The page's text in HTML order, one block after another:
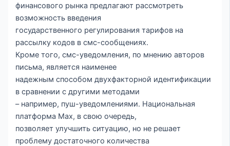
финансового рынка предлагают рассмотреть
возможность введения
государственного регулирования тарифов на
рассылку кодов в смс-сообщениях.
Кроме того, смс-уведомления, по мнению авторов
письма, является наименее
надежным способом двухфакторной идентификации
в сравнении с другими методами
– например, пуш-уведомлениями. Национальная
платформа Мах, в свою очередь,
позволяет улучшить ситуацию, но не решает
проблему достаточного количества